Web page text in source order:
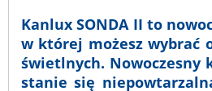
Kanlux SONDA II to
w której możesz wybrać
świetlnych. Nowoczesny
stanie się